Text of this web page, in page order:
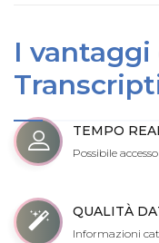
I vantaggi
TEMPO
Possibile
QUALITÀ
Informazioni